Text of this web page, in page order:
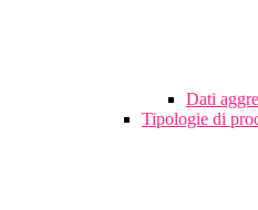
Dati
Tipologie di